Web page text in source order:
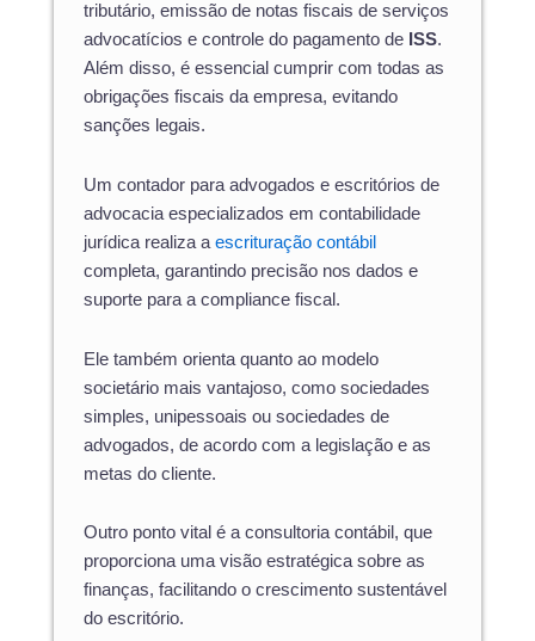
tributário, emissão de notas fiscais de serviços
advocatícios e controle do pagamento de ISS.
Além disso, é essencial cumprir com todas as
obrigações fiscais da empresa, evitando
sanções legais.
Um contador para advogados e escritórios de
advocacia especializados em contabilidade
jurídica realiza a escrituração contábil
completa, garantindo precisão nos dados e
suporte para a compliance fiscal.
Ele também orienta quanto ao modelo
societário mais vantajoso, como sociedades
simples, unipessoais ou sociedades de
advogados, de acordo com a legislação e as
metas do cliente.
Outro ponto vital é a consultoria contábil, que
proporciona uma visão estratégica sobre as
finanças, facilitando o crescimento sustentável
do escritório.